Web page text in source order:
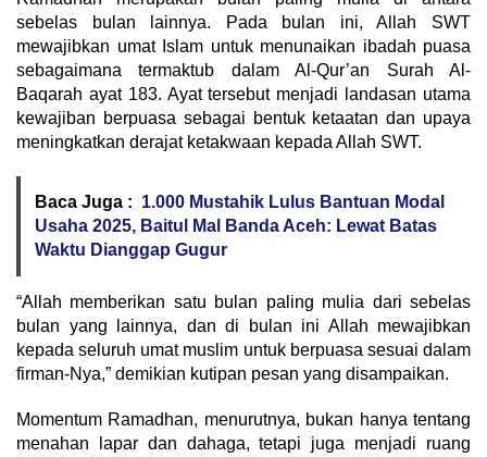
sebelas bulan lainnya. Pada bulan ini, Allah SWT
mewajibkan umat Islam untuk menunaikan ibadah puasa
sebagaimana termaktub dalam Al-Qur’an Surah Al-
Baqarah ayat 183. Ayat tersebut menjadi landasan utama
kewajiban berpuasa sebagai bentuk ketaatan dan upaya
meningkatkan derajat ketakwaan kepada Allah SWT.
Baca Juga : 1.000 Mustahik Lulus Bantuan Modal
Usaha 2025, Baitul Mal Banda Aceh: Lewat Batas
Waktu Dianggap Gugur
“Allah memberikan satu bulan paling mulia dari sebelas
bulan yang lainnya, dan di bulan ini Allah mewajibkan
kepada seluruh umat muslim untuk berpuasa sesuai dalam
firman-Nya,” demikian kutipan pesan yang disampaikan.
Momentum Ramadhan, menurutnya, bukan hanya tentang
menahan lapar dan dahaga, tetapi juga menjadi ruang